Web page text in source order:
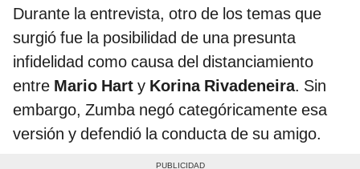
Durante la entrevista, otro de los temas que
surgió fue la posibilidad de una presunta
infidelidad como causa del distanciamiento
entre Mario Hart y Korina Rivadeneira. Sin
embargo, Zumba negó categóricamente esa
versión y defendió la conducta de su amigo.